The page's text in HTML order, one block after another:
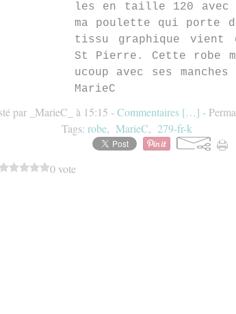
les en taille 120 avec
ma poulette qui porte
tissu graphique vient
St Pierre. Cette robe
ucoup avec ses
MarieC
par _MarieC_ à 15:15 -Commentaires […] -
Tags: robe, MarieC, 279-fr-k
0 vote